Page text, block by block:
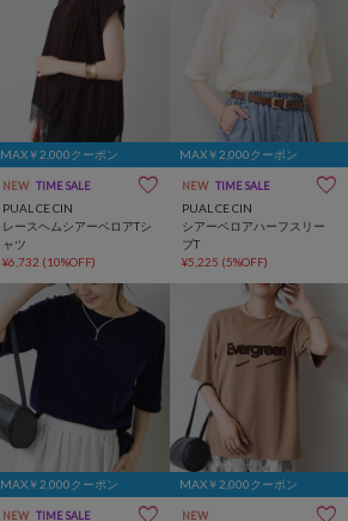
MAX￥2,000クーポン
NEW TIME SALE
PUAL CE CIN
レースヘムシアーベロアTシ
ャツ
¥6,732 (10%OFF)
MAX￥2,000クーポン
NEW TIME SALE
PUAL CE CIN
シアーベロアハーフスリー
ブT
¥5,225 (5%OFF)
MAX￥2,000クーポン
NEW TIME SALE
MAX￥2,000クーポン
NEW